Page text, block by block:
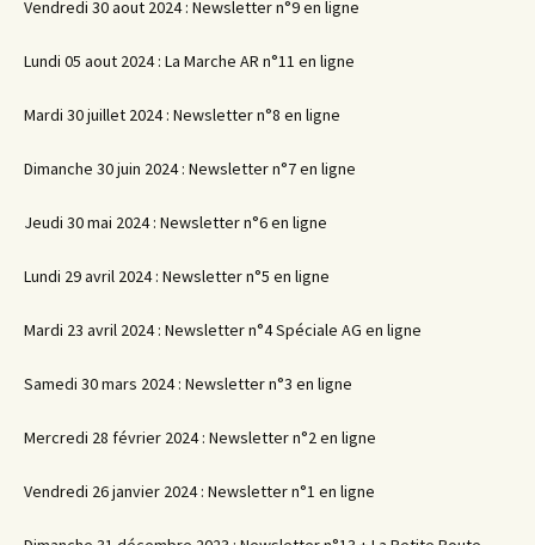
Vendredi 30 aout 2024 : Newsletter n°9 en ligne
Lundi 05 aout 2024 : La Marche AR n°11 en ligne
Mardi 30 juillet 2024 : Newsletter n°8 en ligne
Dimanche 30 juin 2024 : Newsletter n°7 en ligne
Jeudi 30 mai 2024 : Newsletter n°6 en ligne
Lundi 29 avril 2024 : Newsletter n°5 en ligne
Mardi 23 avril 2024 : Newsletter n°4 Spéciale AG en ligne
Samedi 30 mars 2024 : Newsletter n°3 en ligne
Mercredi 28 février 2024 : Newsletter n°2 en ligne
Vendredi 26 janvier 2024 : Newsletter n°1 en ligne